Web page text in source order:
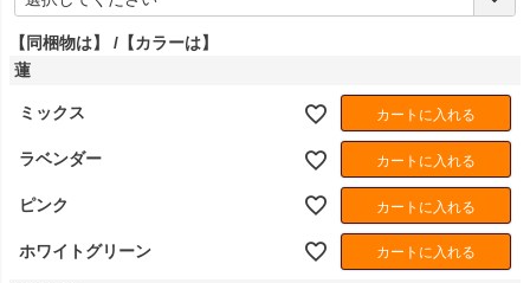
必
須
)
【同梱物は】
【カラーは】
蓮
ミックス カートに入れる
ラベンダー カートに入れる
ピンク カートに入れる
ホワイトグリーン カートに入れる